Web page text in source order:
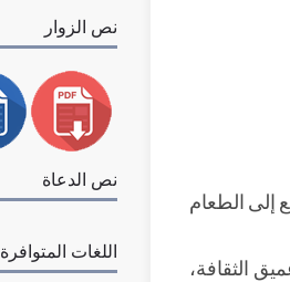
إلى الطعام
الثقافة،
نص الزوار
نص الدعاة
اللغات المتوافرة